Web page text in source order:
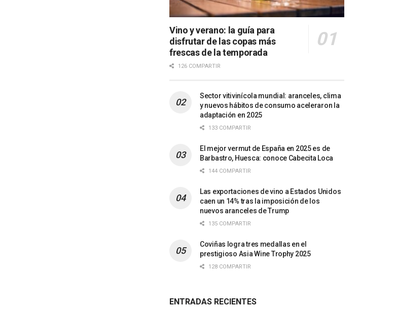
Vino y verano: la guía para
disfrutar de las copas más
frescas de la temporada
126 COMPARTIR
Sector vitivinícola mundial: aranceles, clima
y nuevos hábitos de consumo aceleraron la
adaptación en 2025
133 COMPARTIR
El mejor vermut de España en 2025 es de
Barbastro, Huesca: conoce Cabecita Loca
144 COMPARTIR
Las exportaciones de vino a Estados Unidos
caen un 14% tras la imposición de los
nuevos aranceles de Trump
135 COMPARTIR
Coviñas logra tres medallas en el
prestigioso Asia Wine Trophy 2025
128 COMPARTIR
ENTRADAS RECIENTES